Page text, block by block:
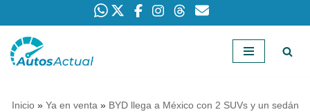
Saltar
Inicio» Ya en venta » BYD llega a México con 2 SUVs y un sedán